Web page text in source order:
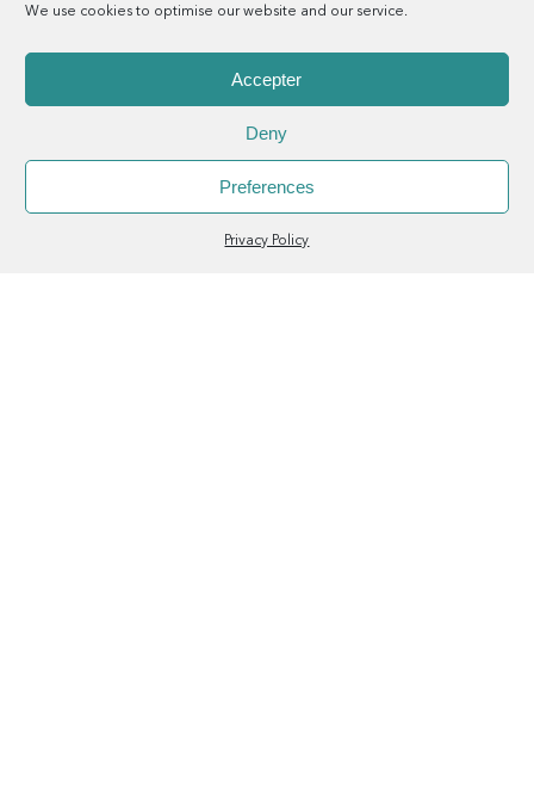
We use cookies to optimise our website and our service.
Accepter
Deny
Preferences
Privacy Policy
PINEAU DES CHARENTES AND COGNAC
Menu